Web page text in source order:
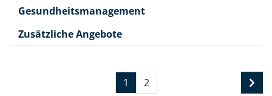
Gesundheitsmanagement
Zusätzliche Angebote
1 2